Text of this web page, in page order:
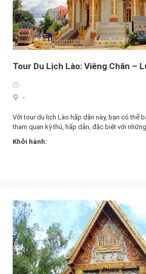
Tour Du Lịch Lào: Viêng Chăn –
-
Với tour du lịch Lào hấp dẫn này, bạn có thể
tham quan kỳ thú, hấp dẫn, đặc biệt với
Khởi hành: